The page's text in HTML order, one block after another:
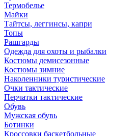
Термобелье
Майки
Тайтсы, леггинсы, капри
Топы
Рашгарды
Одежда для охоты и рыбалки
Костюмы демисезонные
Костюмы зимние
Наколенники туристические
Очки тактические
Перчатки тактические
Обувь
Мужская обувь
Ботинки
Кроссовки баскетбольные